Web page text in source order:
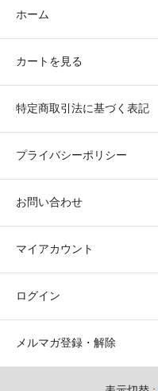
ホーム
カートを見る
特定商取引法に基づく表記
プライバシーポリシー
お問い合わせ
マイアカウント
ログイン
メルマガ登録・解除